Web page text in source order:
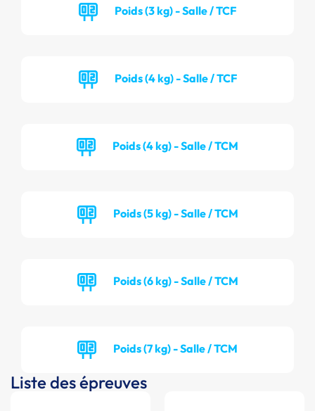
Poids (3 kg) - Salle / TCF
Poids (4 kg) - Salle / TCF
Poids (4 kg) - Salle / TCM
Poids (5 kg) - Salle / TCM
Poids (6 kg) - Salle / TCM
Poids (7 kg) - Salle / TCM
Liste des épreuves